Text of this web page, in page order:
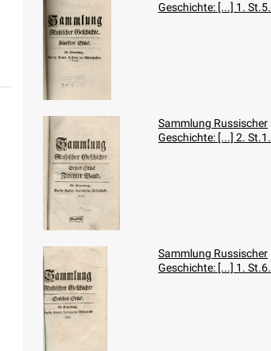
Geschichte: [...] 1. St.5.
Sammlung Russischer
Geschichte: [...] 2. St.1.
Sammlung Russischer
Geschichte: [...] 1. St.6.